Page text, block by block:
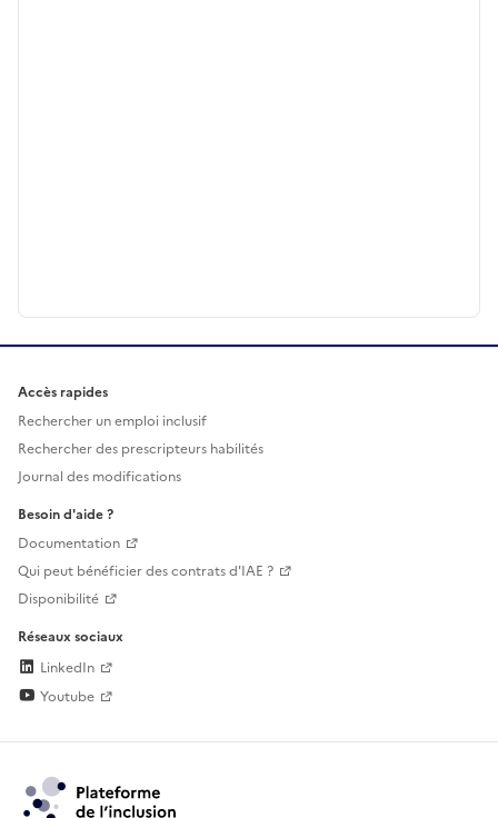
Accès rapides
Rechercher un emploi inclusif
Rechercher des prescripteurs habilités
Journal des modifications
Besoin d'aide ?
Documentation
Qui peut bénéficier des contrats d'IAE ?
Disponibilité
Réseaux sociaux
LinkedIn
Youtube